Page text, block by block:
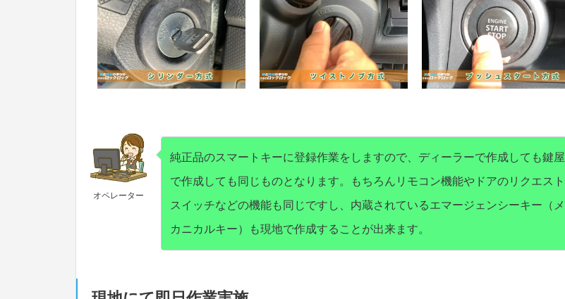
オペレーター
純正品のスマートキーに登録作業をしますので、ディーラーで作成しても鍵屋
で作成しても同じものとなります。もちろんリモコン機能やドアのリクエスト
スイッチなどの機能も同じですし、内蔵されているエマージェンシーキー（メ
カニカルキー）も現地で作成することが出来ます。